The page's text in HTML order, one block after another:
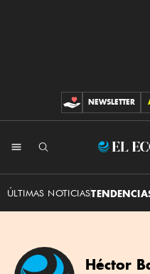
CONTRIBUCIONES
NEWSLETTER
ÚLTIMAS NOTICIAS
Héctor